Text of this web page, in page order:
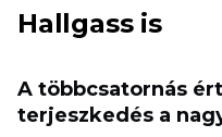
Hallgass is
A többcsatornás
terjeszkedés a